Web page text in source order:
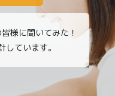
様に聞いてみた！
ています。